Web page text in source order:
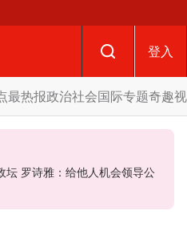
登入
最热报政治社会国际专题奇趣
园枪击案酿8师生亡 枪手疑遭长期遭霸凌成导火索
了解章程 阿兹敏：国盟无“自动退盟”规定
导公